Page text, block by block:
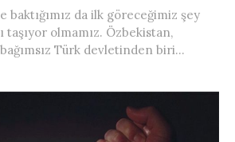
baktığımız da ilk göreceğimiz şey
taşıyor olmamız. Özbekistan,
Türk devletinden biri...